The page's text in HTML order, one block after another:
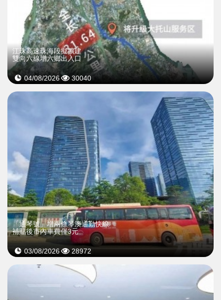
江珠高速珠海段擬擴建
雙向六線增六鄉出入口
04/08/2026 30040
「通琴號」增兩條琴澳通勤快線
補貼後市內車費僅3元
03/08/2026 28972